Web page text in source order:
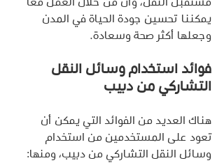
مستقبل النقل، وأن من خلال العمل معًا
يمكننا تحسين جودة الحياة في المدن
وجعلها أكثر صحة وسعادة.
فوائد استخدام وسائل النقل
التشاركي من دبيب
هناك العديد من الفوائد التي يمكن أن
تعود على المستخدمين من استخدام
وسائل النقل التشاركي من دبيب، ومنها: